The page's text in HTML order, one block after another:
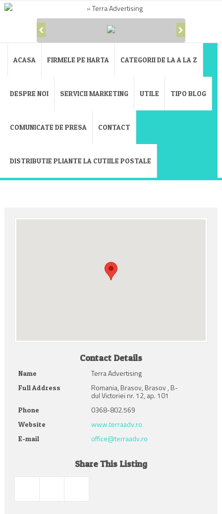
ACASA FIRMELE PE HARTA CATEGORII DE LA A LA Z
DESPRE NOI SERVICII MARKETING UTILE TIPO BLOG
COMUNICATE DE PRESA CONTACT
DISTRIBUTIE PLIANTE LA CUTIILE POSTALE
Contact Details
Name Terra Advertising
Full Address Romania, Brasov, Brasov , B-
dul Victoriei nr. 12, ap. 101
Phone 0368-802.569
Website www.terraadv.ro
E-mail office@terraadv.ro
Share This Listing